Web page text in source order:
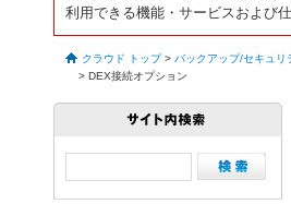
利用できる機能・サービスおよび
クラウド トップ > バックアップ/セキュリ
> DEX接続オプション